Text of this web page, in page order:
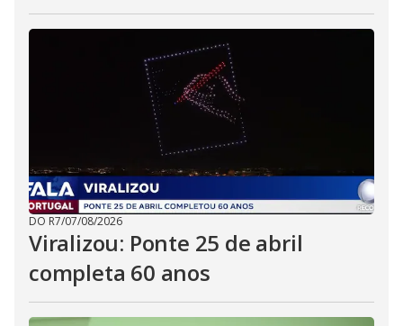
DO R7/07/08/2026
Viralizou: Ponte 25 de abril
completa 60 anos